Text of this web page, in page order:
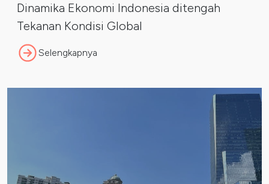
Dinamika Ekonomi Indonesia ditengah
Tekanan Kondisi Global
Selengkapnya